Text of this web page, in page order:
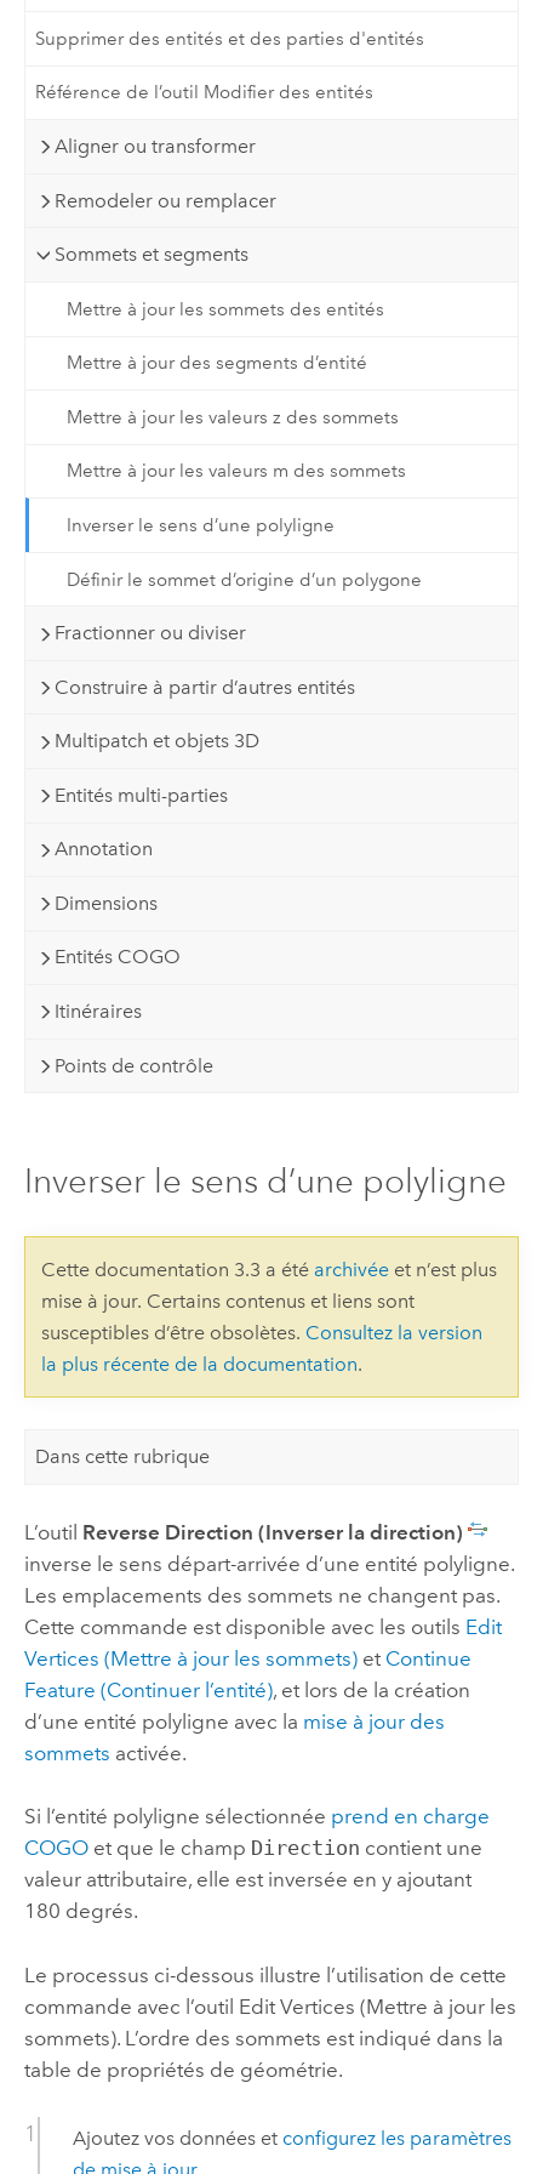
Supprimer des entités et des parties d'entités
Référence de l’outil Modifier des entités
Aligner ou transformer
Remodeler ou remplacer
Sommets et segments
Mettre à jour les sommets des entités
Mettre à jour des segments d’entité
Mettre à jour les valeurs z des sommets
Mettre à jour les valeurs m des sommets
Inverser le sens d’une polyligne
Définir le sommet d’origine d’un polygone
Fractionner ou diviser
Construire à partir d’autres entités
Multipatch et objets 3D
Entités multi-parties
Annotation
Dimensions
Entités COGO
Itinéraires
Points de contrôle
Inverser le sens d’une polyligne
Cette documentation 3.3 a été archivéeet n’est plus
mise à jour. Certains contenus et liens sont
susceptibles d’être obsolètes. Consultez la version
la plus récente de la documentation.
Dans cette rubrique
L’outil Reverse Direction (Inverser la direction)
inverse le sens départ-arrivée d’une entité polyligne.
Les emplacements des sommets ne changent pas.
Cette commande est disponible avec les outils Edit
Vertices (Mettre à jour les sommets)et Continue
Feature (Continuer l’entité), et lors de la création
d’une entité polyligne avec la mise à jour des
sommets activée.
Si l’entité polyligne sélectionnée prend en charge
COGOet que le champ Direction contient une
valeur attributaire, elle est inversée en y ajoutant
180 degrés.
Le processus ci-dessous illustre l’utilisation de cette
commande avec l’outil Edit Vertices (Mettre à jour les
sommets). L’ordre des sommets est indiqué dans la
table de propriétés de géométrie.
Ajoutez vos données et configurez les paramètres